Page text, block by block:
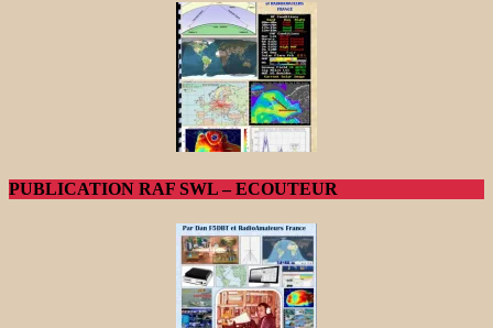
PUBLICATION RAF SWL – ECOUTEUR